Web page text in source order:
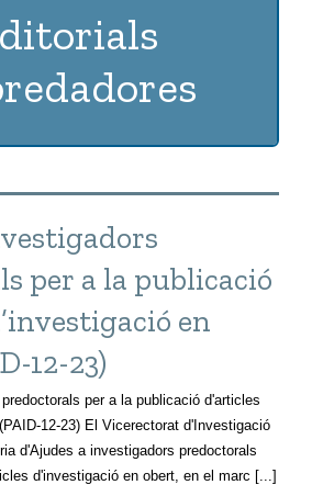
A IDENTIFICAR-
LES
per a la publicació
en
12-23)
per a la publicació d'articles
12-23) El Vicerectorat d'Investigació
d'Ajudes a investigadors predoctorals
d'investigació en obert, en el marc [...]